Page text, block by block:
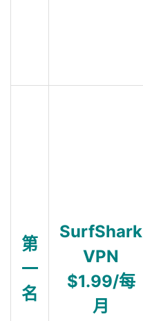
第
一
名
SurfShark
VPN
$1.99/每
月